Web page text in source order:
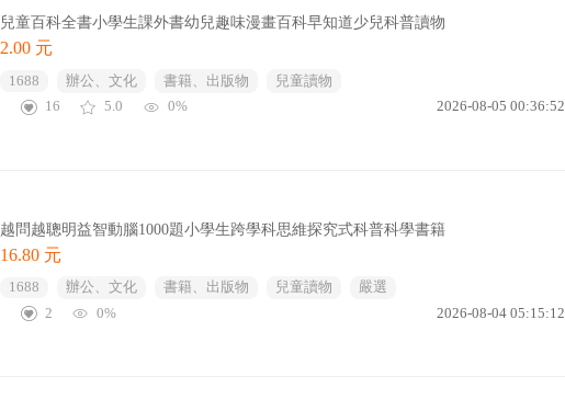
兒童百科全書小學生課外書幼兒趣味漫畫百科早知道少兒科普讀物
2.00 元
1688 辦公、文化 書籍、出版物
兒童讀物
16
5.0 0% 2026-08-05 00:36:52
越問越聰明益智動腦1000題小學生跨學科思維探究式科普科學書籍
16.80 元
1688 辦公、文化 書籍、出版物 兒童讀物
嚴選
2
0% 2026-08-04 05:15:12